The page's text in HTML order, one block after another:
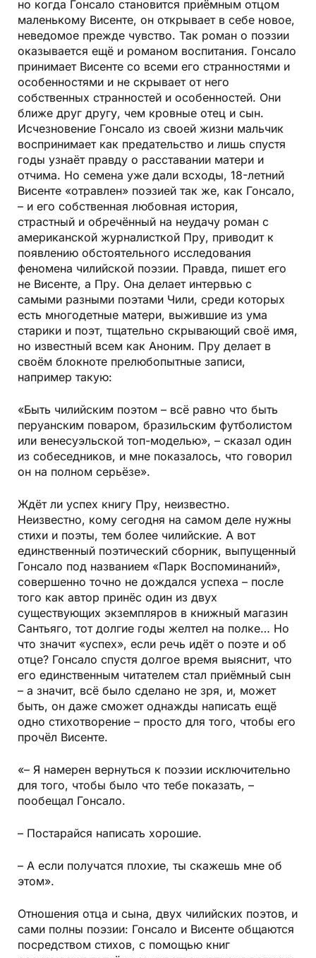
но когда Гонсало становится приёмным отцом
маленькому Висенте, он открывает в себе новое,
неведомое прежде чувство. Так роман о поэзии
оказывается ещё и романом воспитания. Гонсало
принимает Висенте со всеми его странностями и
особенностями и не скрывает от него
собственных странностей и особенностей. Они
ближе друг другу, чем кровные отец и сын.
Исчезновение Гонсало из своей жизни мальчик
воспринимает как предательство и лишь спустя
годы узнаёт правду о расставании матери и
отчима. Но семена уже дали всходы, 18-летний
Висенте «отравлен» поэзией так же, как Гонсало,
– и его собственная любовная история,
страстный и обречённый на неудачу роман с
американской журналисткой Пру, приводит к
появлению обстоятельного исследования
феномена чилийской поэзии. Правда, пишет его
не Висенте, а Пру. Она делает интервью с
самыми разными поэтами Чили, среди которых
есть многодетные матери, выжившие из ума
старики и поэт, тщательно скрывающий своё имя,
но известный всем как Аноним. Пру делает в
своём блокноте прелюбопытные записи,
например такую:
«Быть чилийским поэтом – всё равно что быть
перуанским поваром, бразильским футболистом
или венесуэльской топ-моделью», – сказал один
из собеседников, и мне показалось, что говорил
он на полном серьёзе».
Ждёт ли успех книгу Пру, неизвестно.
Неизвестно, кому сегодня на самом деле нужны
стихи и поэты, тем более чилийские. А вот
единственный поэтический сборник, выпущенный
Гонсало под названием «Парк Воспоминаний»,
совершенно точно не дождался успеха – после
того как автор принёс один из двух
существующих экземпляров в книжный магазин
Сантьяго, тот долгие годы желтел на полке… Но
что значит «успех», если речь идёт о поэте и об
отце? Гонсало спустя долгое время выяснит, что
его единственным читателем стал приёмный сын
– а значит, всё было сделано не зря, и, может
быть, он даже сможет однажды написать ещё
одно стихотворение – просто для того, чтобы его
прочёл Висенте.
«– Я намерен вернуться к поэзии исключительно
для того, чтобы было что тебе показать, –
пообещал Гонсало.
– Постарайся написать хорошие.
– А если получатся плохие, ты скажешь мне об
этом».
Отношения отца и сына, двух чилийских поэтов, и
сами полны поэзии: Гонсало и Висенте общаются
посредством стихов, с помощью книг